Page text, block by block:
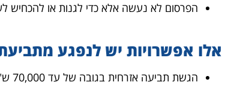
הפרסום לא נעשה אלא כדי לגנות או להכחיש
אלו אפשרויות יש לנפגע
הגשת תביעה אזרחית בגובה של עד 70,000 ש"ח ללא צורך בהוכחת נזק.